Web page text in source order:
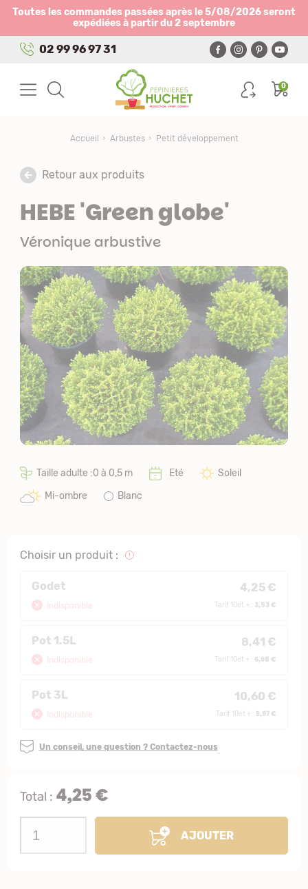
Toutes les commandes passées après le 5/08/2026 seront
expédiées à partir du 2 septembre
02 99 96 97 31
0
Accueil Arbustes Petit développement
Retour aux produits
HEBE 'Green globe'
Véronique arbustive
Taille adulte :0 à 0,5 m Eté
Soleil
Mi-ombre
Blanc
Choisir un produit :
Godet 4,25 €
Indisponible Tarif 10et + : 3,53 €
Pot 1.5L 8,41 €
Indisponible Tarif 10et + : 6,98 €
Pot 3L 10,60 €
Indisponible Tarif 10et + : 9,97 €
Un conseil, une question ? Contactez-nous
Total : 4,25 €
AJOUTER
Panneau de gestion des cookies